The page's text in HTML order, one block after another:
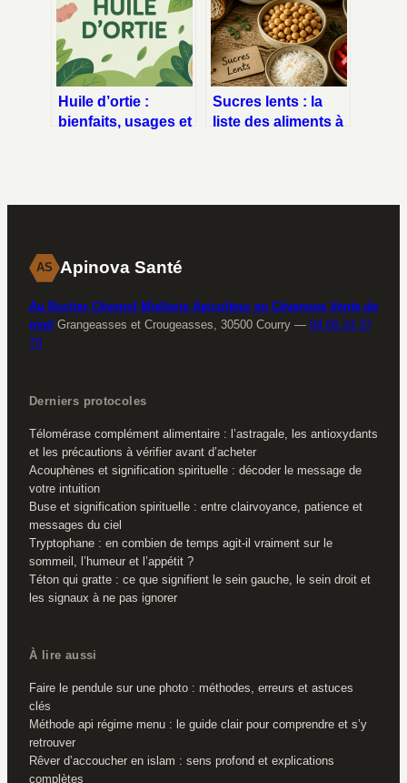
Huile d’ortie :
bienfaits, usages et
Sucres lents : la
liste des aliments à
AS Apinova Santé
Au Rucher Cévenol Miellerie Apiculteur en Cévennes Vente de
miel Grangeasses et Crougeasses, 30500 Courry — 04 66 24 37
70
Derniers protocoles
Télomérase complément alimentaire : l’astragale, les antioxydants
et les précautions à vérifier avant d’acheter
Acouphènes et signification spirituelle : décoder le message de
votre intuition
Buse et signification spirituelle : entre clairvoyance, patience et
messages du ciel
Tryptophane : en combien de temps agit-il vraiment sur le
sommeil, l’humeur et l’appétit ?
Téton qui gratte : ce que signifient le sein gauche, le sein droit et
les signaux à ne pas ignorer
À lire aussi
Faire le pendule sur une photo : méthodes, erreurs et astuces
clés
Méthode api régime menu : le guide clair pour comprendre et s’y
retrouver
Rêver d’accoucher en islam : sens profond et explications
complètes